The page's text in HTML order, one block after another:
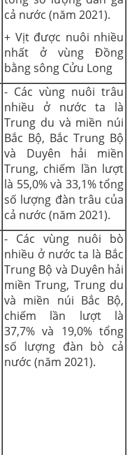
cả nước (năm 2021).
+ Vịt được nuôi nhiều
nhất ở vùng Đồng
bằng sông Cửu Long
- Các vùng nuôi trâu
nhiều ở nước ta là
Trung du và miền núi
Bắc Bộ, Bắc Trung Bộ
và Duyên hải miền
Trung, chiếm lần lượt
là 55,0% và 33,1% tổng
số lượng đàn trâu của
cả nước (năm 2021).
- Các vùng nuôi bò
nhiều ở nước ta là Bắc
Trung Bộ và Duyên hải
miền Trung, Trung du
và miền núi Bắc Bộ,
chiếm lần lượt là
37,7% và 19,0% tổng
số lượng đàn bò cả
nước (năm 2021).